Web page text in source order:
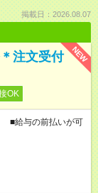
掲載日：2026.08.07
NEW
注文受付
OK
■給与の前払いが可